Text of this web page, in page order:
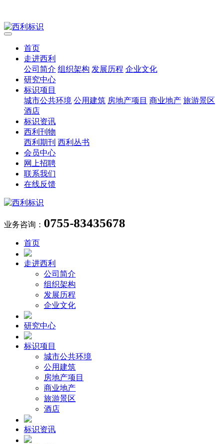
首页
走进西利
公司简介 组织架构 发展历程 企业文化
研究中心
标识项目
城市公共环境 公用建筑 房地产项目 商业地产 旅游景区
酒店
标识资讯
西利刊物
西利期刊 西利丛书
会员中心
网上招聘
联系我们
在线反馈
业务咨询： 0755-83435678
首页
走进西利
公司简介
组织架构
发展历程
企业文化
研究中心
标识项目
城市公共环境
公用建筑
房地产项目
商业地产
旅游景区
酒店
标识资讯